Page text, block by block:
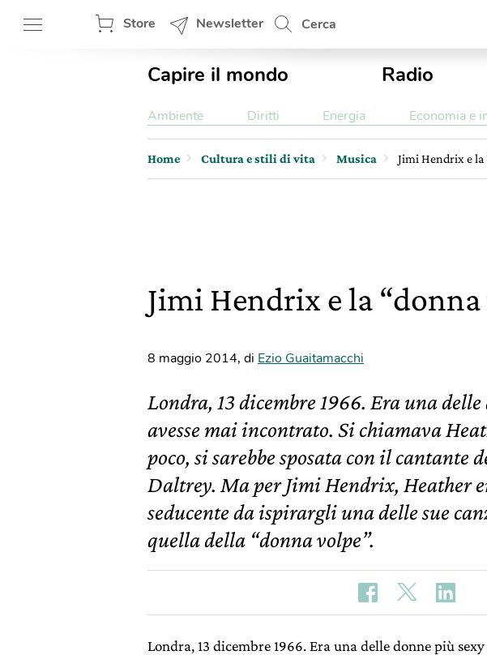
Store Newsletter Cerca
Capire il mondo Radio
Ambiente Diritti Energia Economia e
Home Cultura e stili di vita Musica Jimi Hendrix e la
Jimi Hendrix e la “donna
8 maggio 2014, di Ezio Guaitamacchi
Londra, 13 dicembre 1966. Era una
avesse mai incontrato. Si chiamava
poco, si sarebbe sposata con il cantante
Daltrey. Ma per Jimi Hendrix, Heather
seducente da ispirargli una delle sue
quella della “donna volpe”.
Londra, 13 dicembre 1966. Era una delle donne più